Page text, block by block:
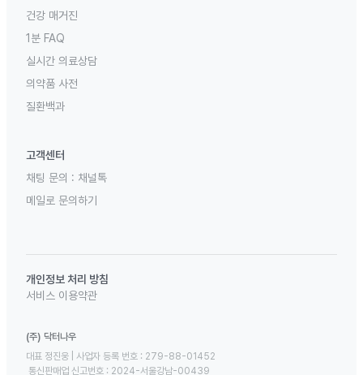
건강 매거진
1분 FAQ
실시간 의료상담
의약품 사전
질환백과
고객센터
채팅 문의 : 채널톡
메일로 문의하기
개인정보 처리 방침
서비스 이용약관
(주) 닥터나우
대표 정진웅 | 사업자 등록 번호 : 279-88-01452
통신판매업 신고번호 : 2024-서울강남-00439